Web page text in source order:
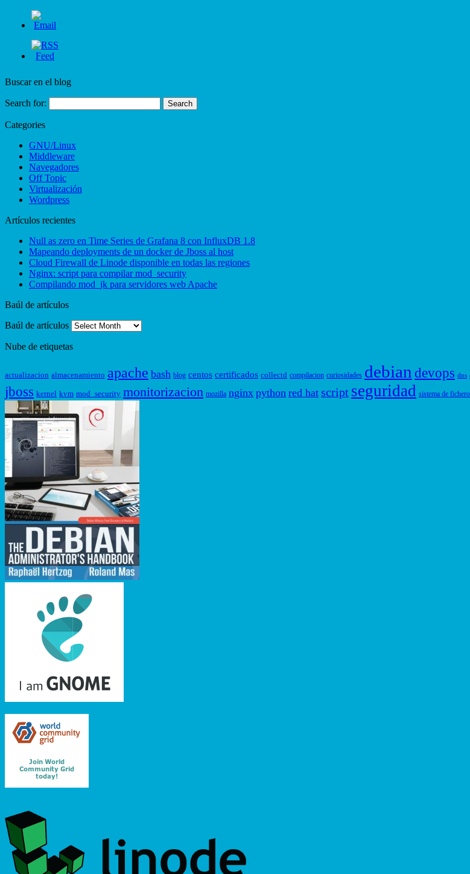
Buscar en el blog
Search for:
Categories
GNU/Linux
Middleware
Navegadores
Off Topic
Virtualización
Wordpress
Artículos recientes
Null as zero en Time Series de Grafana 8 con InfluxDB 1.8
Mapeando deployments de un docker de Jboss al host
Cloud Firewall de Linode disponible en todas las regiones
Nginx: script para compilar mod_security
Compilando mod_jk para servidores web Apache
Baúl de artículos
Baúl de artículos
Nube de etiquetas
actualizacion almacenamiento apache bash blog centos certificados collectd compilacion curiosidades debian devops dns
jboss kernel kvm mod_security monitorizacion mozilla nginx python red hat script seguridad sistema de